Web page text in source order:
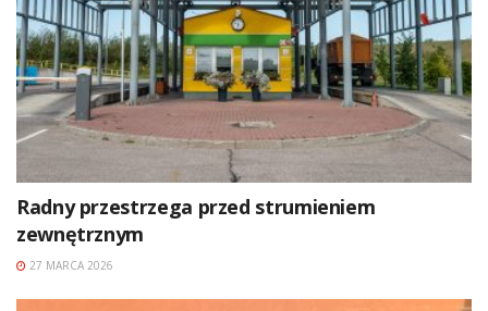
Radny przestrzega przed strumieniem
zewnętrznym
27 MARCA 2026